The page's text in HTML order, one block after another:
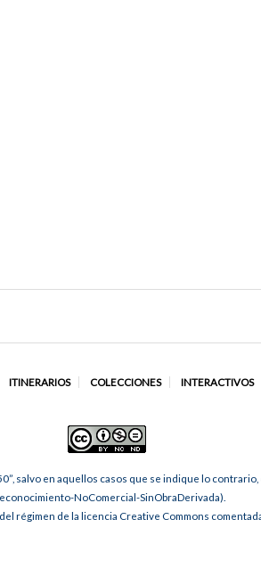
ITINERARIOS COLECCIONES INTERACTIVOS
salvo en aquellos casos que se indique lo
NoComercial-SinObraDerivada).
régimen de la licencia Creative Commons